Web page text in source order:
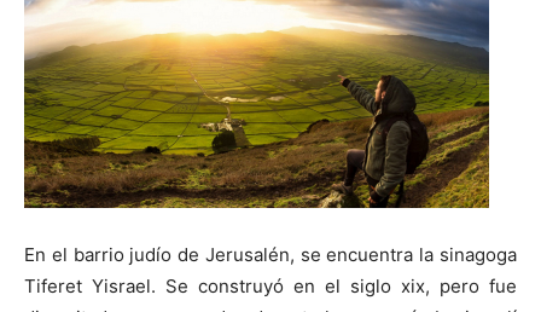
En el barrio judío de Jerusalén, se encuentra la sinagoga
Tiferet Yisrael. Se construyó en el siglo xix, pero fue